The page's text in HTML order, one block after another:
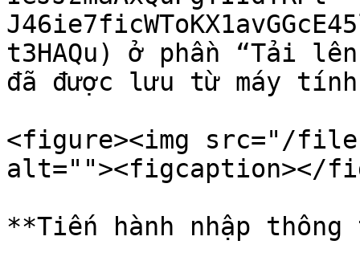
t3HAQu) ở phần “Tải
đã được lưu từ máy
<figure><img src="/files/
alt=""><figcaption></
**Tiến hành nhập